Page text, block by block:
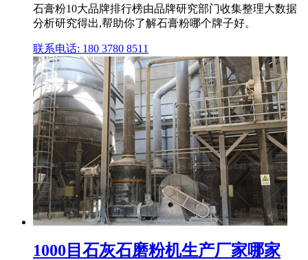
石膏粉10大品牌排行榜由品牌研究部门收集整理大数据
分析研究得出,帮助你了解石膏粉哪个牌子好。
联系电话: 180 3780 8511
1000目石灰石磨粉机生产厂家哪家